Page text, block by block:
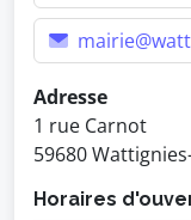
Adresse
1 rue Carnot
59680
Horaires